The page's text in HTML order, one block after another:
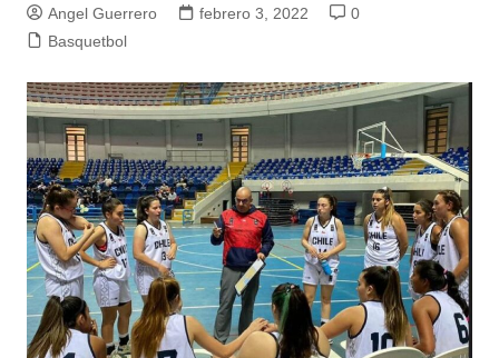
Angel Guerrero febrero 3, 2022
0
Basquetbol